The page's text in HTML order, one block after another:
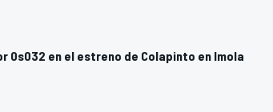
0s032 en el estreno de Colapinto en Imola